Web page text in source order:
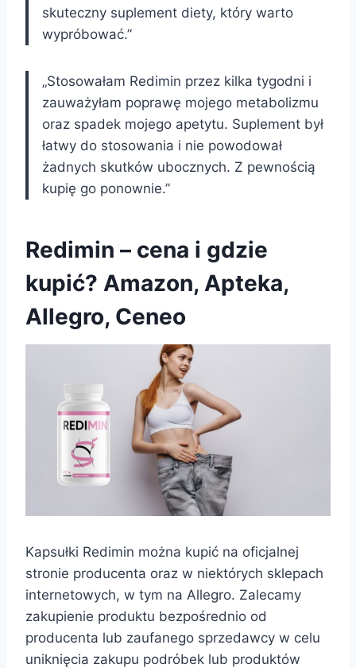
skuteczny suplement diety, który warto
wypróbować.”
„Stosowałam Redimin przez kilka tygodni i
zauważyłam poprawę mojego metabolizmu
oraz spadek mojego apetytu. Suplement był
łatwy do stosowania i nie powodował
żadnych skutków ubocznych. Z pewnością
kupię go ponownie.”
Redimin – cena i gdzie
kupić? Amazon, Apteka,
Allegro, Ceneo
Kapsułki Redimin można kupić na oficjalnej
stronie producenta oraz w niektórych sklepach
internetowych, w tym na Allegro. Zalecamy
zakupienie produktu bezpośrednio od
producenta lub zaufanego sprzedawcy w celu
uniknięcia zakupu podróbek lub produktów